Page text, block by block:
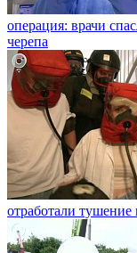
операция: врачи
черепа
отработали тушение